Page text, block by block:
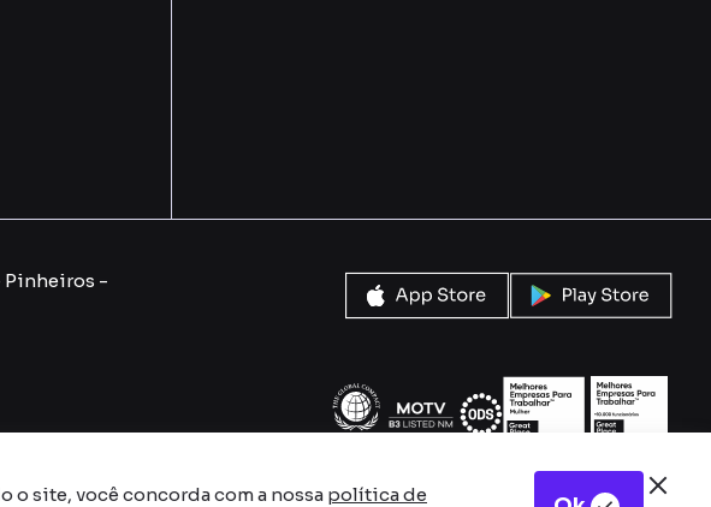
o site, você concorda com a nossa política de
Pinheiros -